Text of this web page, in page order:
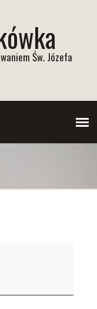
Św. Józefa